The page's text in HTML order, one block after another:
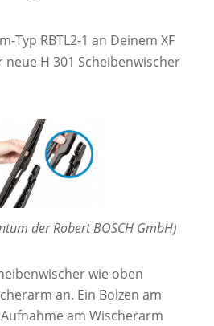
Typ RBTL2-1 an Deinem XF
H 301 Scheibenwischer
der Robert BOSCH GmbH)
wie oben
an. Ein Bolzen am
am Wischerarm